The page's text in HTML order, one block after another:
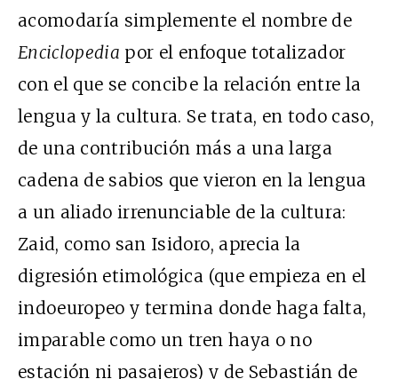
acomodaría simplemente el nombre de
Enciclopedia por el enfoque totalizador
con el que se concibe la relación entre la
lengua y la cultura. Se trata, en todo caso,
de una contribución más a una larga
cadena de sabios que vieron en la lengua
a un aliado irrenunciable de la cultura:
Zaid, como san Isidoro, aprecia la
digresión etimológica (que empieza en el
indoeuropeo y termina donde haga falta,
imparable como un tren haya o no
estación ni pasajeros) y de Sebastián de